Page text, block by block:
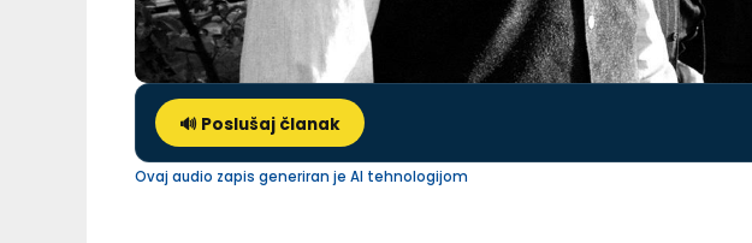
🔊 Poslušaj članak
Ovaj audio zapis generiran je AI tehnologijom